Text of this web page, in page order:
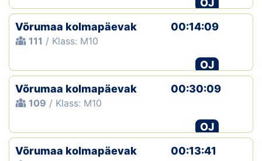
OJ
Võrumaa kolmapäevak
111 / Klass: M10
00:14:09
OJ
Võrumaa kolmapäevak
109 / Klass: M10
00:30:09
OJ
Võrumaa kolmapäevak
00:13:41